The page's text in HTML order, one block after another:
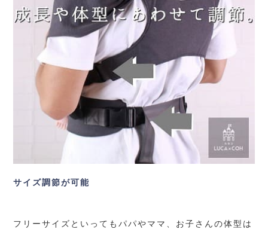
サイズ調節が可能
フリーサイズといってもパパやママ、お子さんの体型は